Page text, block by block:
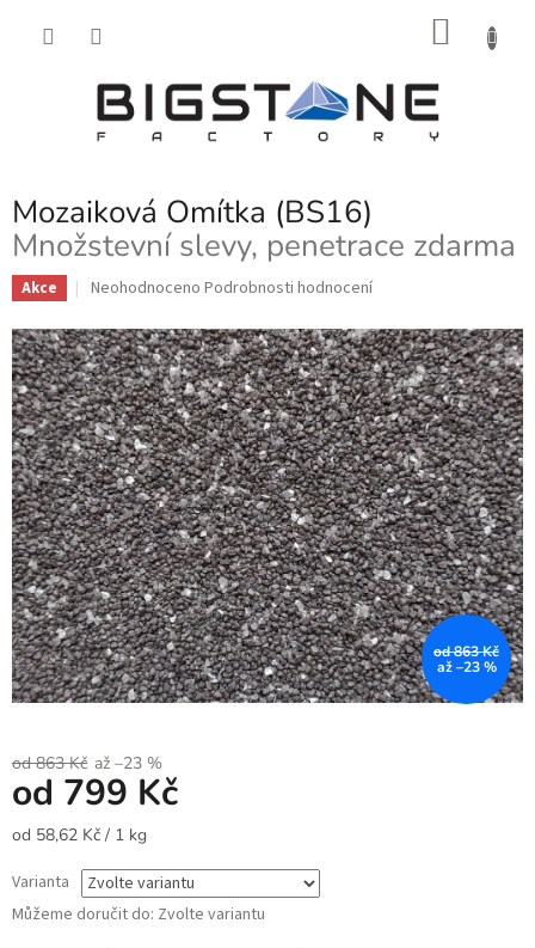
Mozaiková Omítka (BS16)
Množstevní slevy, penetrace zdarma
Akce
Průměrné
produktu
je
0,0
z
5
hvězdiček.
Neohodnoceno Podrobnosti hodnocení
od 863 Kč
až –23 %
od 863 Kč až –23 %
od 799 Kč
Měrná
od 58,62 Kč / 1 kg
Varianta
Můžeme doručit do: Zvolte variantu